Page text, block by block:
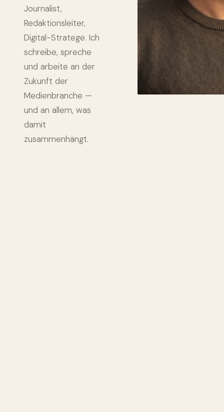
Journalist,
Redaktionsleiter,
Digital-Stratege. Ich
schreibe, spreche
und arbeite an der
Zukunft der
Medienbranche —
und an allem, was
damit
zusammenhängt.